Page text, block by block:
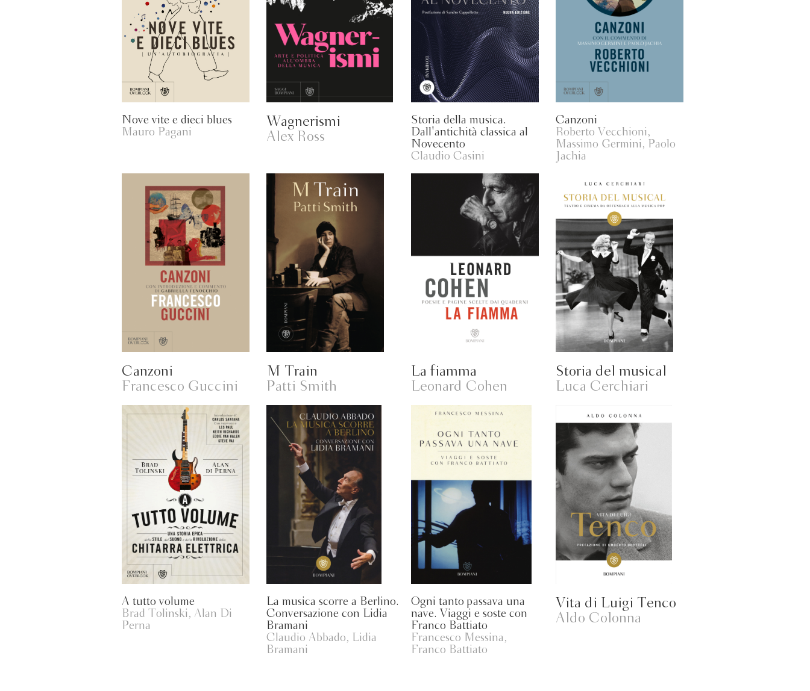
Nove vite e dieci blues
Mauro Pagani
Wagnerismi
Alex Ross
Storia della musica.
Dall'antichità classica al
Novecento
Claudio Casini
Canzoni
Roberto Vecchioni,
Massimo Germini, Paolo
Jachia
Canzoni
Francesco Guccini
M Train
Patti Smith
La fiamma
Leonard Cohen
Storia del musical
Luca Cerchiari
A tutto volume
Brad Tolinski, Alan Di
Perna
La musica scorre a Berlino.
Conversazione con Lidia
Bramani
Claudio Abbado, Lidia
Bramani
Ogni tanto passava una
nave. Viaggi e soste con
Franco Battiato
Francesco Messina,
Franco Battiato
Vita di Luigi Tenco
Aldo Colonna